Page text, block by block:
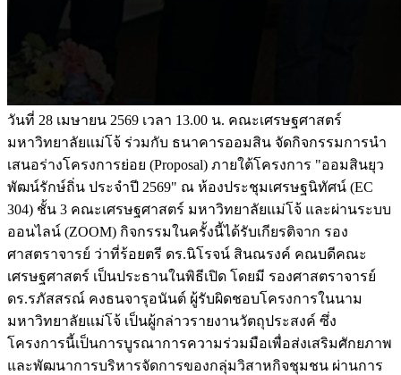
วันที่ 28 เมษายน 2569 เวลา 13.00 น. คณะเศรษฐศาสตร์
มหาวิทยาลัยแม่โจ้ ร่วมกับ ธนาคารออมสิน จัดกิจกรรมการนำ
เสนอร่างโครงการย่อย (Proposal) ภายใต้โครงการ "ออมสินยุว
พัฒน์รักษ์ถิ่น ประจำปี 2569" ณ ห้องประชุมเศรษฐนิทัศน์ (EC
304) ชั้น 3 คณะเศรษฐศาสตร์ มหาวิทยาลัยแม่โจ้ และผ่านระบบ
ออนไลน์ (ZOOM) กิจกรรมในครั้งนี้ได้รับเกียรติจาก รอง
ศาสตราจารย์ ว่าที่ร้อยตรี ดร.นิโรจน์ สินณรงค์ คณบดีคณะ
เศรษฐศาสตร์ เป็นประธานในพิธีเปิด โดยมี รองศาสตราจารย์
ดร.รภัสสรณ์ คงธนจารุอนันต์ ผู้รับผิดชอบโครงการในนาม
มหาวิทยาลัยแม่โจ้ เป็นผู้กล่าวรายงานวัตถุประสงค์ ซึ่ง
โครงการนี้เป็นการบูรณาการความร่วมมือเพื่อส่งเสริมศักยภาพ
และพัฒนาการบริหารจัดการของกลุ่มวิสาหกิจชุมชน ผ่านการ